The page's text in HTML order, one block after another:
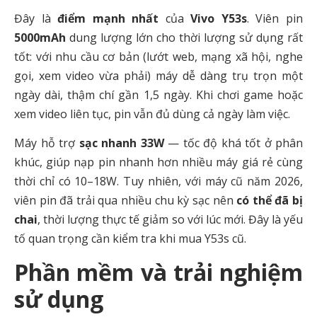
Đây làđiểm mạnh nhất củaVivo Y53s. Viên pin
5000mAh dung lượng lớn cho thời lượng sử dụng rất
tốt: với nhu cầu cơ bản (lướt web, mạng xã hội, nghe
gọi, xem video vừa phải) máy dễ dàng trụ trọn một
ngày dài, thậm chí gần 1,5 ngày. Khi chơi game hoặc
xem video liên tục, pin vẫn đủ dùng cả ngày làm việc.
Máy hỗ trợ sạc nhanh 33W— tốc độ khá tốt ở phân
khúc, giúp nạp pin nhanh hơn nhiều máy giá rẻ cùng
thời chỉ có 10–18W. Tuy nhiên, với máy cũ năm 2026,
viên pin đã trải qua nhiều chu kỳ sạc nên có thể đã bị
chai, thời lượng thực tế giảm so với lúc mới. Đây là yếu
tố quan trọng cần kiểm tra khi mua Y53s cũ.
Phần mềm và trải nghiệm
sử dụng